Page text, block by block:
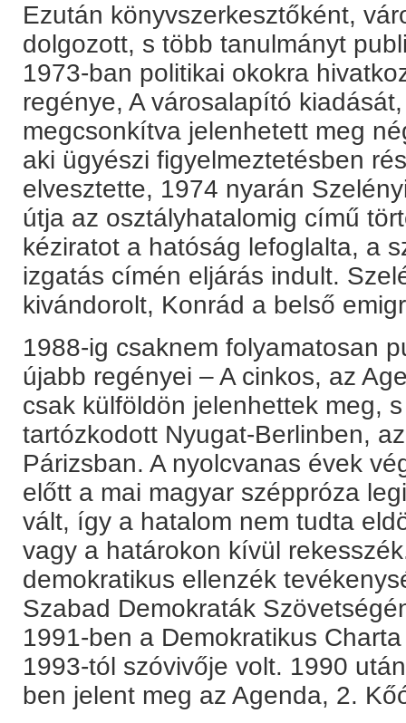
Ezután könyvszerkesztőként,
dolgozott, s több tanulmányt
1973-ban politikai okokra
regénye, A városalapító
megcsonkítva jelenhetett meg
aki ügyészi figyelmeztetésben
elvesztette, 1974 nyarán
útja az osztályhatalomig című
kéziratot a hatóság lefoglalta, a
izgatás címén eljárás indult.
kivándorolt, Konrád a belső
1988-ig csaknem folyamatosan
újabb regényei – A cinkos, az
csak külföldön jelenhettek meg,
tartózkodott Nyugat-Berlinben,
Párizsban. A nyolcvanas évek
előtt a mai magyar széppróza
vált, így a hatalom nem tudta
vagy a határokon kívül
demokratikus ellenzék
Szabad Demokraták
1991-ben a Demokratikus
1993-tól szóvivője volt. 1990
ben jelent meg az Agenda, 2.